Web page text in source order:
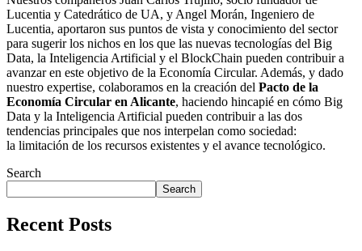
Lucentia y Catedrático de UA, y Angel Morán, Ingeniero de
Lucentia, aportaron sus puntos de vista y conocimiento del sector
para sugerir los nichos en los que las nuevas tecnologías del Big
Data, la Inteligencia Artificial y el BlockChain pueden contribuir a
avanzar en este objetivo de la Economía Circular. Además, y dado
nuestro expertise, colaboramos en la creación del Pacto de la
Economía Circular en Alicante, haciendo hincapié en cómo Big
Data y la Inteligencia Artificial pueden contribuir a las dos
tendencias principales que nos interpelan como sociedad:
la limitación de los recursos existentes y el avance tecnológico.
Search
Search
Recent Posts